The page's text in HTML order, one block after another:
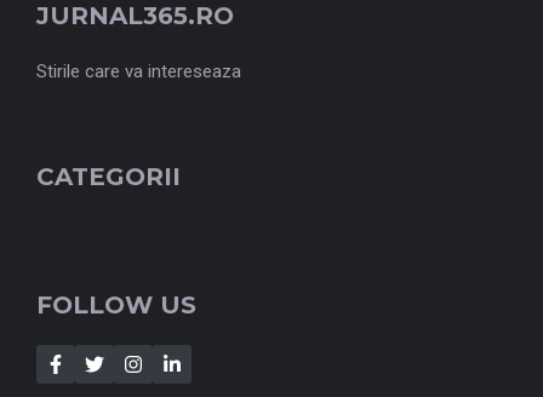
JURNAL365.RO
Stirile care va intereseaza
CATEGORII
FOLLOW US